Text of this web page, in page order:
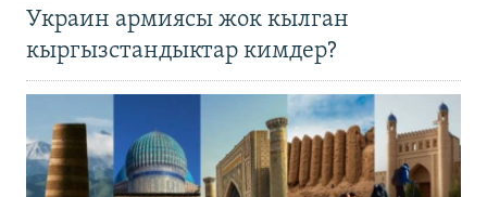
Украин армиясы жок кылган
кыргызстандыктар кимдер?